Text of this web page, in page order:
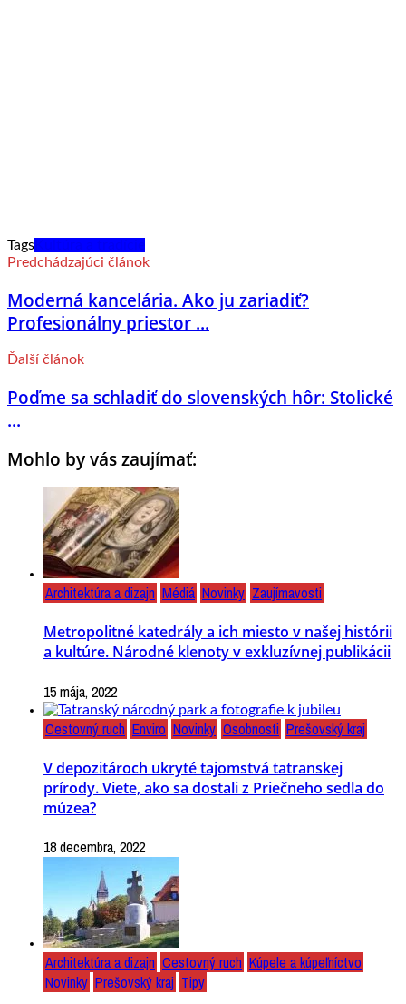
Tags
Predchádzajúci článok
Moderná kancelária. Ako ju zariadiť?
Profesionálny priestor ...
Ďalší článok
Poďme sa schladiť do slovenských hôr: Stolické
...
Mohlo by vás zaujímať:
Architektúra a dizajn Médiá Novinky Zaujímavosti
Metropolitné katedrály a ich miesto v našej histórii
a kultúre. Národné klenoty v exkluzívnej publikácii
15 mája, 2022
Cestovný ruch Enviro Novinky Osobnosti Prešovský kraj
V depozitároch ukryté tajomstvá tatranskej
prírody. Viete, ako sa dostali z Priečneho sedla do
múzea?
18 decembra, 2022
Architektúra a dizajn Cestovný ruch Kúpele a kúpeľníctvo
Novinky Prešovský kraj Tipy